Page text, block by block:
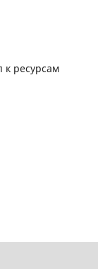
к ресурсам